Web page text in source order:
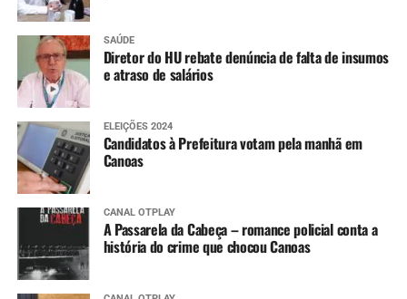
SAÚDE
Diretor do HU rebate denúncia de falta de insumos
e atraso de salários
ELEIÇÕES 2024
Candidatos à Prefeitura votam pela manhã em
Canoas
CANAL OTPLAY
A Passarela da Cabeça – romance policial conta a
história do crime que chocou Canoas